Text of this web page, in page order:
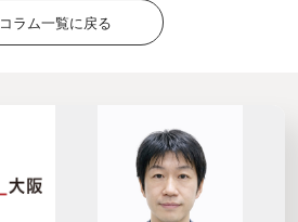
コラム一覧に戻る